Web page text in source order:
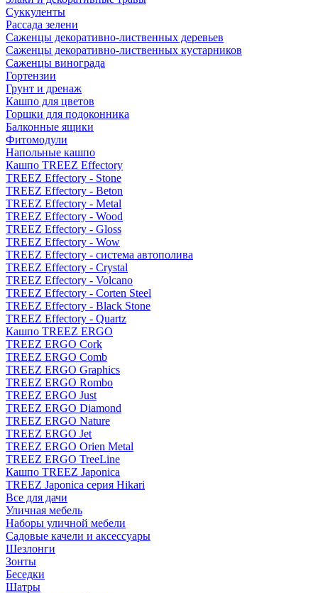
Суккуленты
Рассада зелени
Саженцы декоративно-лиственных деревьев
Саженцы декоративно-лиственных кустарников
Саженцы винограда
Гортензии
Грунт и дренаж
Кашпо для цветов
Горшки для подоконника
Балконные ящики
Фитомодули
Напольные кашпо
Кашпо TREEZ Effectory
TREEZ Effectory - Stone
TREEZ Effectory - Beton
TREEZ Effectory - Metal
TREEZ Effectory - Wood
TREEZ Effectory - Gloss
TREEZ Effectory - Wow
TREEZ Effectory - система автополива
TREEZ Effectory - Crystal
TREEZ Effectory - Volcano
TREEZ Effectory - Corten Steel
TREEZ Effectory - Black Stone
TREEZ Effectory - Quartz
Кашпо TREEZ ERGO
TREEZ ERGO Cork
TREEZ ERGO Comb
TREEZ ERGO Graphics
TREEZ ERGO Rombo
TREEZ ERGO Just
TREEZ ERGO Diamond
TREEZ ERGO Nature
TREEZ ERGO Jet
TREEZ ERGO Orien Metal
TREEZ ERGO TreeLine
Кашпо TREEZ Japonica
TREEZ Japonica серия Hikari
Все для дачи
Уличная мебель
Наборы уличной мебели
Садовые качели и аксессуары
Шезлонги
Зонты
Беседки
Шатры